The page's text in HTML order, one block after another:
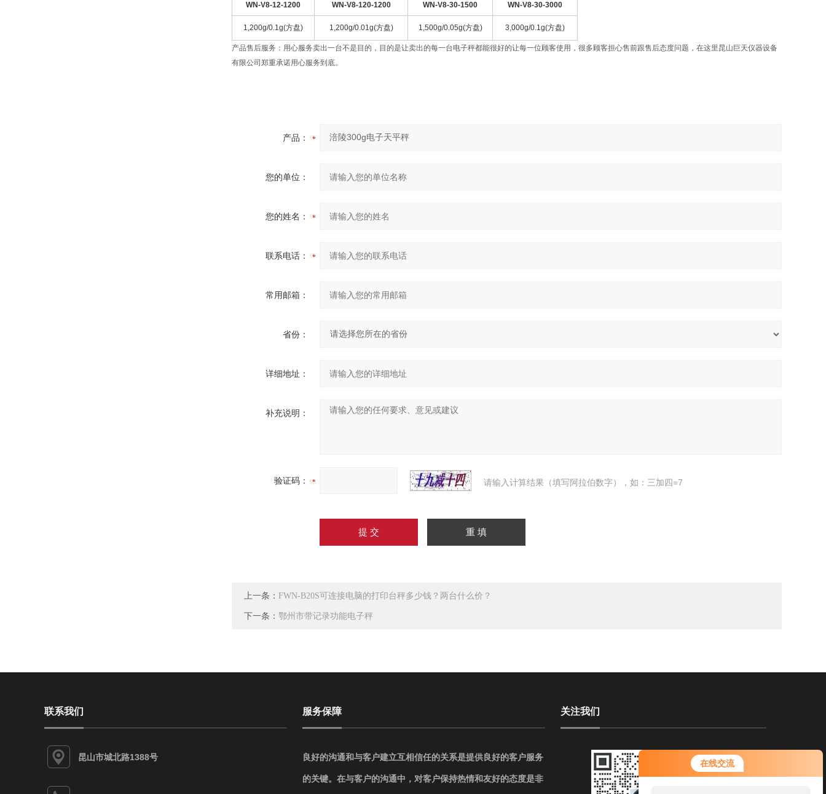
在线交流
WN-V8-12-1200 WN-V8-120-1200 WN-V8-30-1500 WN-V8-30-3000
1,200g/0.1g(方盘) 1,200g/0.01g(方盘) 1,500g/0.05g(方盘) 3,000g/0.1g(方盘)
产品售后服务：用心服务卖出一台不是目的，目的是让卖出的每一台电子秤都能很好的让每一位顾客使用，很多顾客担心售前跟售后态度问题，在这里昆山巨天仪器设备
有限公司郑重承诺用心服务到底。
产品：
您的单位：
您的姓名：
联系电话：
常用邮箱：
省份：
详细地址：
补充说明：
验证码： 请输入计算结果（填写阿拉伯数字），如：三加四=7
上一条： FWN-B20S可连接电脑的打印台秤多少钱？两台什么价？
下一条： 鄂州市带记录功能电子秤
联系我们
昆山市城北路1388号
服务保障
良好的沟通和与客户建立互相信任的关系是提供良好的客户服务
的关键。在与客户的沟通中，对客户保持热情和友好的态度是非
关注我们